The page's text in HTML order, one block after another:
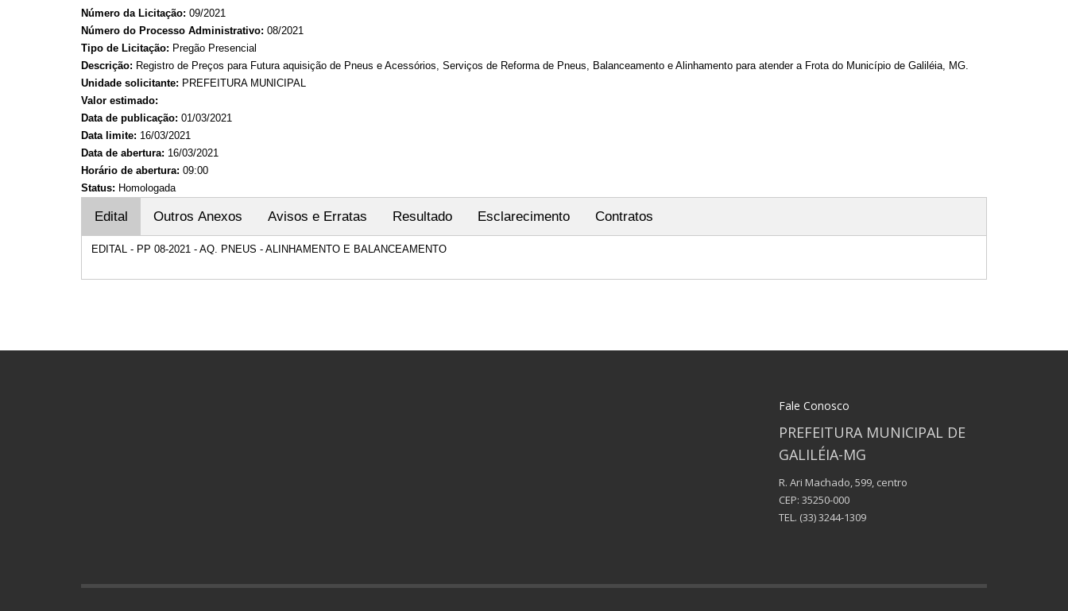
Número da Licitação: 09/2021
Número do Processo Administrativo: 08/2021
Tipo de Licitação: Pregão Presencial
Descrição: Registro de Preços para Futura aquisição de Pneus e Acessórios, Serviços de Reforma de Pneus, Balanceamento e Alinhamento para atender a Frota do Município de Galiléia, MG.
Unidade solicitante: PREFEITURA MUNICIPAL
Valor estimado:
Data de publicação: 01/03/2021
Data limite: 16/03/2021
Data de abertura: 16/03/2021
Horário de abertura: 09:00
Status: Homologada
Edital Outros Anexos Avisos e Erratas Resultado Esclarecimento Contratos
EDITAL - PP 08-2021 - AQ. PNEUS - ALINHAMENTO E BALANCEAMENTO
Fale Conosco
PREFEITURA MUNICIPAL DE
GALILÉIA-MG
R. Ari Machado, 599, centro
CEP: 35250-000
TEL. (33) 3244-1309